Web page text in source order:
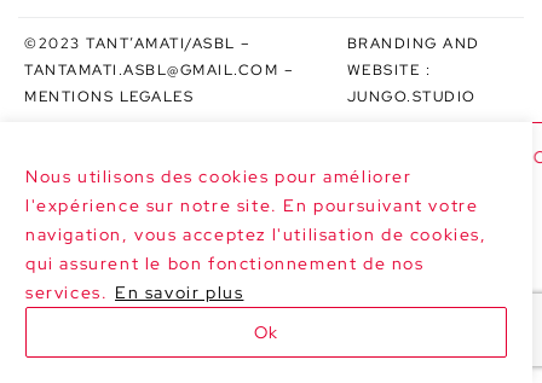
Nous utilisons des cookies pour améliorer
l'expérience sur notre site. En poursuivant votre
navigation, vous acceptez l'utilisation de cookies,
qui assurent le bon fonctionnement de nos
services. En savoir plus
Ok
©2023 TANT’AMATI/ASBL –
TANTAMATI.ASBL@GMAIL.COM –
MENTIONS LEGALES
BRANDING AND
WEBSITE :
JUNGO.STUDIO
>>> NEXT DATES : LE MARGHERITE AT